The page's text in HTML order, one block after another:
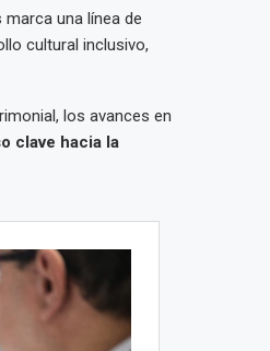
una línea de
cultural inclusivo,
los avances en
clave hacia la